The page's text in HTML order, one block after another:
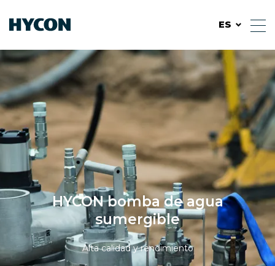
ES
HYCON bomba de agua
sumergible
Alta calidad y rendimiento